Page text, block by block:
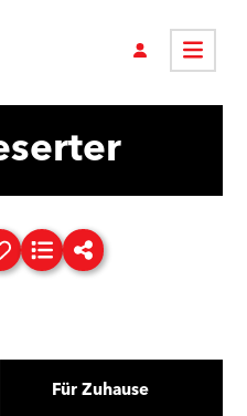
Für Zuhause